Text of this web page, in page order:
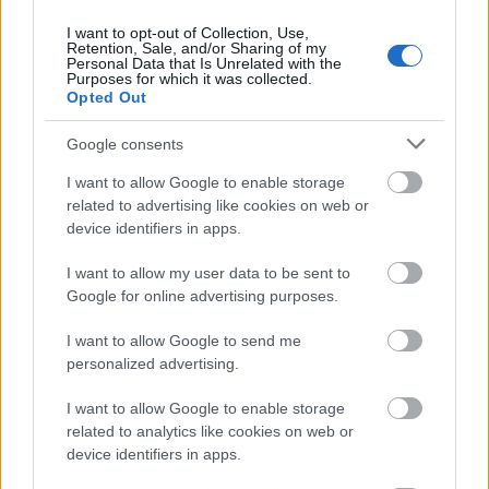
I want to opt-out of Collection, Use,
Retention, Sale, and/or Sharing of my
Personal Data that Is Unrelated with the
Purposes for which it was collected.
Opted Out
Google consents
I want to allow Google to enable storage
related to advertising like cookies on web or
device identifiers in apps.
I want to allow my user data to be sent to
Google for online advertising purposes.
I want to allow Google to send me
personalized advertising.
I want to allow Google to enable storage
related to analytics like cookies on web or
device identifiers in apps.
kezdte el a második oldalt is. Tehát a praedictus
olvasat azon érve, hogy a nem létező első oldalon
írták le a névtelen szerző nevét, elvesztette a
jelentőségét.
Jakubovich tehát a P. dictus olvasatot fogadta el, és
Erdélyi Lászlóra hivatkozva talált olyan
oklevélformulákat Pannonhalmáról, amelyek
hasonló formát mutatnak, pl. „Uros dictus abbas”,
vagy „R. dictus abbas”. A dictus formula pedig egy
szoktak használni, ha pl. levelet írtak egy magasabb
rangú személynek. Ezeket a formulákat Jakubovich
főleg francia nyelvterületen találta meg, ezért azt
feltételezte, hogy P. mester Párizsban végezte
iskoláit, és ott szerzett magisteri fokozatot.
Azonban a kor mérvadó